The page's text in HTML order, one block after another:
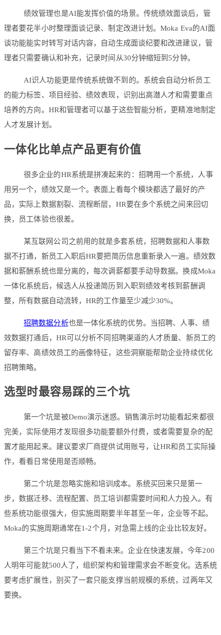
绩效管理也是AI能发挥价值的场景。传统绩效面谈后，管
理者要花半小时整理面谈记录、制定改进计划。Moka Eva的AI面
谈功能能实时转写对话内容，自动生成面谈纪要和改进建议，管
理者只需要确认和补充，记录时间从30分钟缩短到5分钟。
AI识人功能更是传统系统做不到的。系统会自动分析员工
的能力标签、项目经验、绩效表现，识别出高潜人才和需要重点
培养的方向。HR和管理者可以基于这些智能分析，更精准地制定
人才发展计划。
一体化比单点产品更有价值
很多企业的HR系统是拼凑起来的：招聘用一个系统，人事
用另一个，绩效又是一个。表面上看每个模块都选了最好的产
品，实际上数据割裂、流程断层，HR要在多个系统之间来回切
换，员工体验也很差。
某互联网公司之前用的就是多套系统，招聘数据和人事数
据不打通，新员工入职后HR要把简历信息重新录入一遍。绩效数
据和薪酬系统也是分离的，每次调薪都要手动导数据。换成Moka
一体化系统后，候选人从投递简历到入职到绩效考核到薪酬调
整，所有数据自动流转，HR的工作量至少减少30%。
招聘数据分析也是一体化系统的优势。当招聘、人事、绩
效数据打通后，HR可以分析不同招聘渠道的人才质量、新员工的
留存率、高绩效员工的画像特征，这些洞察能帮助企业持续优化
招聘策略。
选型时最容易踩的三个坑
第一个坑是被Demo演示迷惑。销售演示时功能看起来都很
完美，实际使用才发现很多功能要额外付费，或者需要复杂的配
置才能用起来。建议要求厂商提供试用账号，让HR和员工实际操
作，看看日常使用是否顺畅。
第二个坑是忽略实施和培训成本。系统买回来只是第一
步，数据迁移、流程配置、员工培训都需要时间和人力投入。有
些系统功能很强大，但实施周期要半年甚至一年，企业等不起。
Moka的实施周期通常在1-2个月，对急需上线的企业比较友好。
第三个坑是只看当下不看未来。企业在快速发展，今年200
人明年可能就500人了，组织架构和管理需求会不断变化。选系统
要考虑扩展性，别买了一套只能支撑当前规模的系统，过两年又
要换。